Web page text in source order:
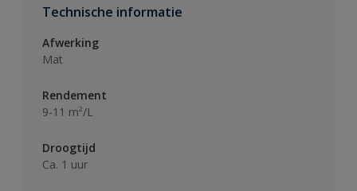
Technische informatie
Afwerking
Mat
Rendement
9-11 m²/L
Droogtijd
Ca. 1 uur